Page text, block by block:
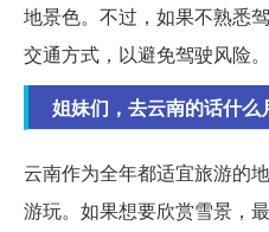
地景色。不过，如果不熟悉
交通方式，以避免驾驶风险。
姐妹们，去云南的话什么
云南作为全年都适宜旅游的
游玩。如果想要欣赏雪景，